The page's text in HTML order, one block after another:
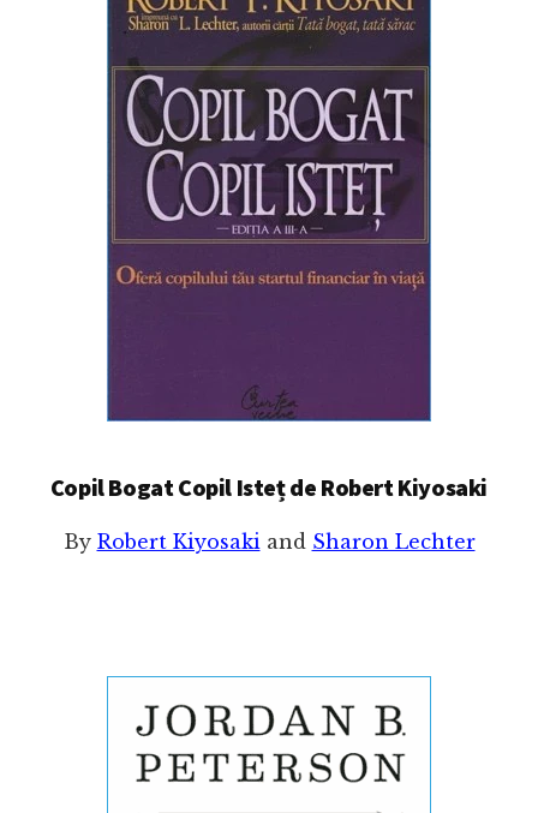
Copil Bogat Copil Isteț de Robert Kiyosaki
By Robert Kiyosakiand Sharon Lechter